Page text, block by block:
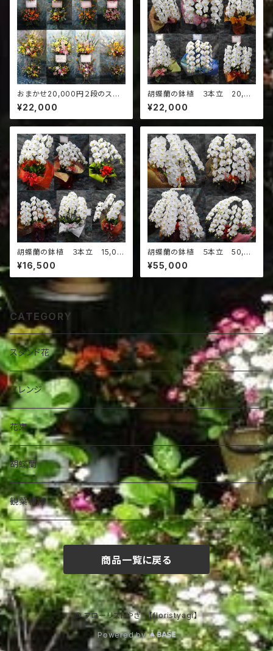
おまかせ20,000円２段のスタ
ンド花
¥22,000
胡蝶蘭の鉢植 ３本立 20,00
0円
¥22,000
胡蝶蘭の鉢植 ３本立 15,00
0円
¥16,500
胡蝶蘭の鉢植 ５本立 50,00
0円
¥55,000
CATEGORY
スタンド花
アレンジ
花束
胡蝶蘭
観葉植物
商品一覧に戻る
© フローリストやぎ 【floristyagi】
Powered by